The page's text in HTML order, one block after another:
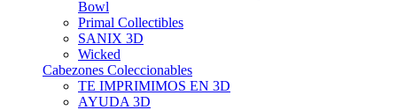
Bowl
Primal Collectibles
SANIX 3D
Wicked
Cabezones Coleccionables
TE IMPRIMIMOS EN 3D
AYUDA 3D